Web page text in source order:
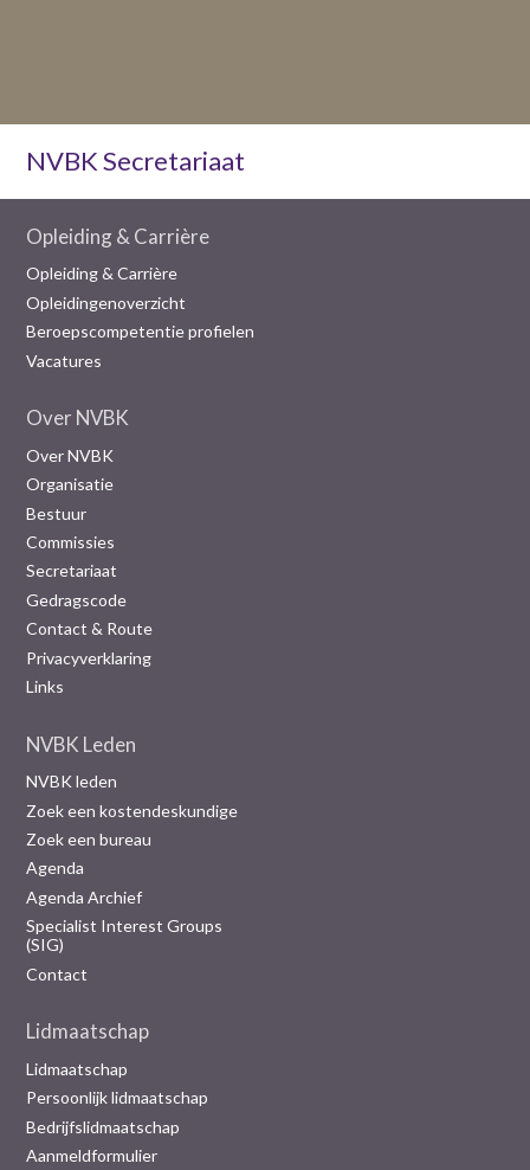
NVBK Secretariaat
Opleiding & Carrière
Opleiding & Carrière
Opleidingenoverzicht
Beroepscompetentie profielen
Vacatures
Over NVBK
Over NVBK
Organisatie
Bestuur
Commissies
Secretariaat
Gedragscode
Contact & Route
Privacyverklaring
Links
NVBK Leden
NVBK leden
Zoek een kostendeskundige
Zoek een bureau
Agenda
Agenda Archief
Specialist Interest Groups
(SIG)
Contact
Lidmaatschap
Lidmaatschap
Persoonlijk lidmaatschap
Bedrijfslidmaatschap
Aanmeldformulier